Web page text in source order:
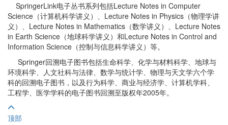
SpringerLink电子丛书系列包括Lecture Notes in Computer
Science（计算机科学讲义）、Lecture Notes in Physics（物理学讲
义）、Lecture Notes in Mathematics（数学讲义）、Lecture Notes
in Earth Science（地球科学讲义）和Lecture Notes in Control and
Information Science（控制与信息科学讲义）等。
Springer回溯电子图书包括生命科学、化学与材料科学、地球与
环境科学、人文社科与法律、数学与统计学、物理与天文学六个学
科的回溯电子图书，以及行为科学、商业与经济学、计算机学科、
工程学、医学学科的电子图书回溯至版权年2005年。
顶部